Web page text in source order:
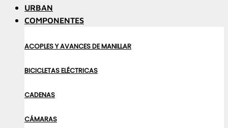
URBAN
COMPONENTES
ACOPLES Y AVANCES DE MANILLAR
BICICLETAS ELÉCTRICAS
CADENAS
CÁMARAS